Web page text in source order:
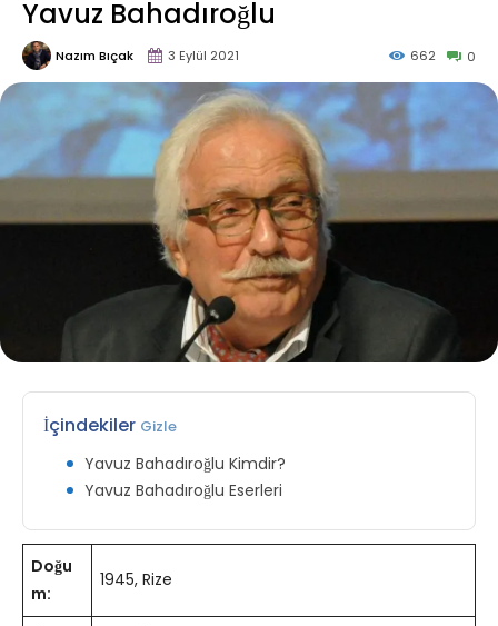
Yavuz Bahadıroğlu
Nazım Bıçak 3 Eylül 2021 0
662
İçindekiler Gizle
Yavuz Bahadıroğlu Kimdir?
Yavuz Bahadıroğlu Eserleri
Doğu
m:
1945, Rize